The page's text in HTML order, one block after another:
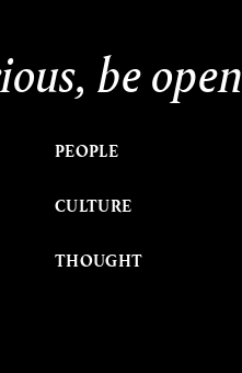
be open
PEOPLE
CULTURE
THOUGHT